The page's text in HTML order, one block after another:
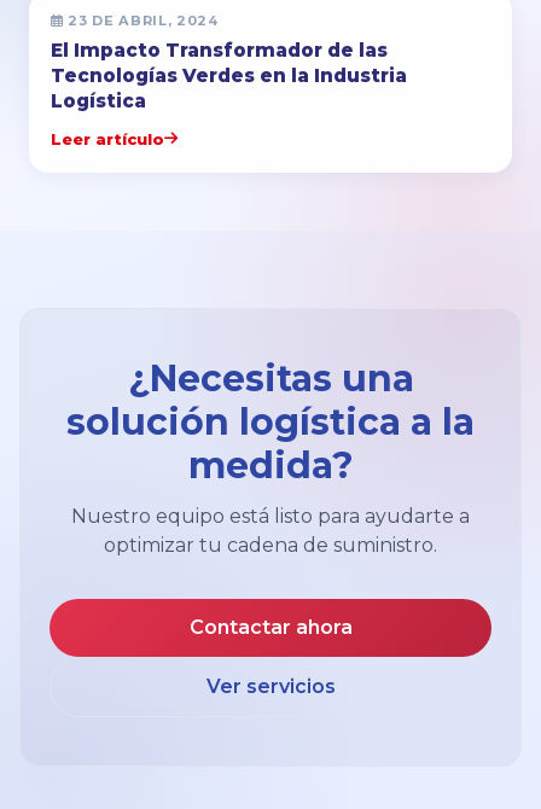
23 DE ABRIL, 2024
El Impacto Transformador de las
Tecnologías Verdes en la Industria
Logística
Leer artículo
¿Necesitas una
solución logística a la
medida?
Nuestro equipo está listo para ayudarte a
optimizar tu cadena de suministro.
Contactar ahora
Ver servicios